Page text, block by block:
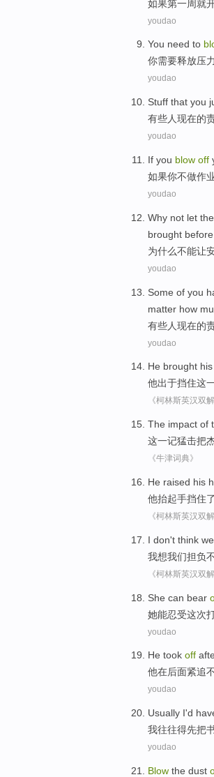
如果第一周就
youdao
You need to
你需要释放压力
youdao
Stuff that you
有些人现在的
youdao
If you blow off
如果你不做作
youdao
Why not let
brought before
为什么不能让
youdao
Some of you
matter how
有些人现在的
youdao
He brought his
他出于挡住这
《柯林斯英汉双
The impact of
这一记猛击把
《牛津词典》
He raised his
他抬起手挡住了
《柯林斯英汉双
I don't think we
我想我们担负
《柯林斯英汉双
She can bear
她能忍受这次
youdao
He took off
他在后面紧追
youdao
Usually I'd
我往往得先把
youdao
Blow the dust